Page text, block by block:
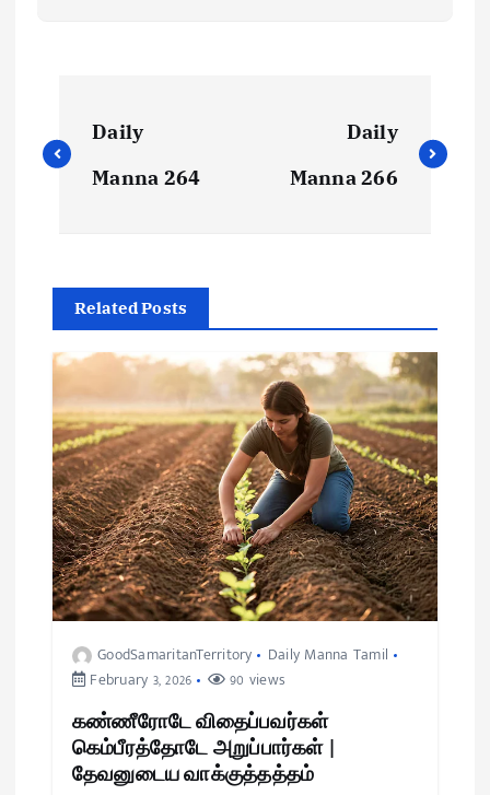
Daily
Manna 264
Daily
Manna 266
Related Posts
GoodSamaritanTerritory
Daily Manna Tamil
February 3, 2026
90 views
கண்ணீரோடே விதைப்பவர்கள்
கெம்பீரத்தோடே அறுப்பார்கள் |
தேவனுடைய வாக்குத்தத்தம்